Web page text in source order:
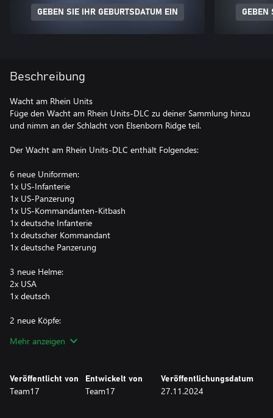
GEBEN SIE IHR GEBURTSDATUM EIN GEBEN
Beschreibung
Wacht am Rhein Units
Füge den Wacht am Rhein Units-DLC zu deiner Sammlung hinzu
und nimm an der Schlacht von Elsenborn Ridge teil.
Der Wacht am Rhein Units-DLC enthält Folgendes:
6 neue Uniformen:
1x US-Infanterie
1x US-Panzerung
1x US-Kommandanten-Kitbash
1x deutsche Infanterie
1x deutscher Kommandant
1x deutsche Panzerung
3 neue Helme:
2x USA
1x deutsch
2 neue Köpfe:
1x deutsch
Mehr anzeigen
Veröffentlicht von
Team17
Entwickelt von
Team17
Veröffentlichungsdatum
27.11.2024